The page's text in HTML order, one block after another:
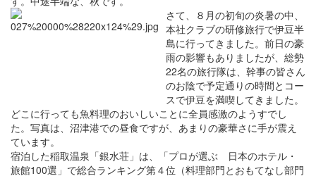
さて、８月の初旬の炎暑の中、
本社クラブの研修旅行で伊豆半
島に行ってきました。前日の豪
雨の影響もありましたが、総勢
22名の旅行隊は、幹事の皆さん
のお陰で予定通りの時間とコー
スで伊豆を満喫してきました。
どこに行っても魚料理のおいしいことに全員感激のようすでし
た。写真は、沼津港での昼食ですが、あまりの豪華さに手が震え
ています。
宿泊した稲取温泉「銀水荘」は、「プロが選ぶ 日本のホテル・
旅館100選」で総合ランキング第４位（料理部門とおもてなし部門